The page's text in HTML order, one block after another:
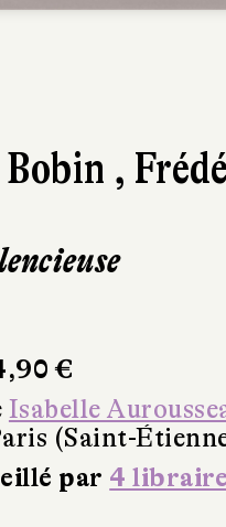
,
€
Isabelle
(Saint-
par 4